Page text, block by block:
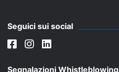
Seguici sui social
Segnalazioni Whistleblowing